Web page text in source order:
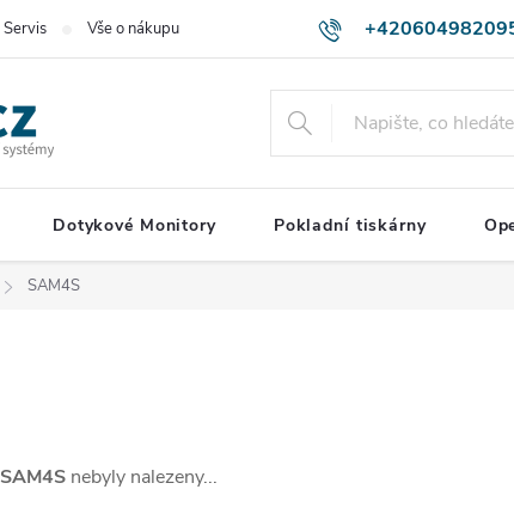
Servis Vše o nákupu
Dotykové Monitory Pokladní tiskárny
SAM4S
SAM4S nebyly nalezeny...